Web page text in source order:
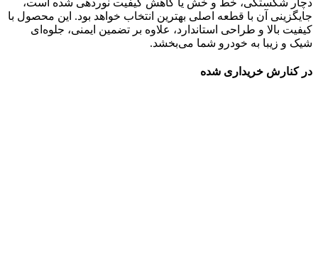
جایگزینی آن با قطعه اصلی بهترین انتخاب خواهد بود. این محصول با
کیفیت بالا و طراحی استاندارد، علاوه بر تضمین ایمنی، جلوه‌ای
شیک و زیبا به خودرو شما می‌بخشد.
در کنارش خریداری شده